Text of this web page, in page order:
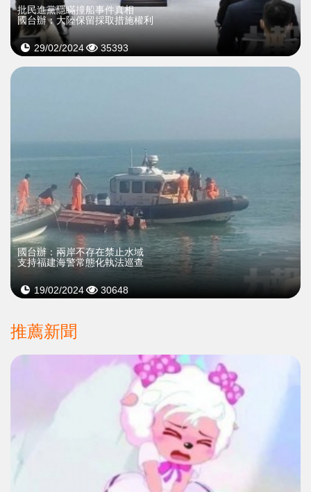
批民進黨隱瞞撞船事件真相
國台辦：大陸保留採取措施權利
29/02/2024 35393
國台辦：兩岸不存在禁止水域
支持福建海警常態化執法巡查
19/02/2024 30648
推薦新聞